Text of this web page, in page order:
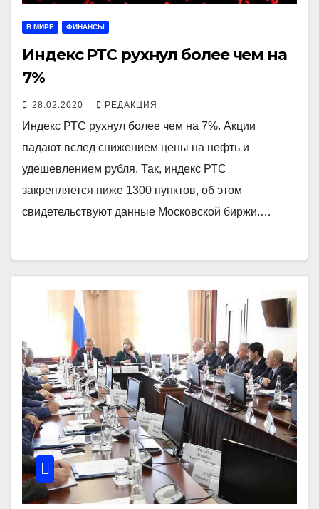
В МИРЕ ФИНАНСЫ
Индекс РТС рухнул более чем на
7%
28.02.2020 РЕДАКЦИЯ
Индекс РТС рухнул более чем на 7%. Акции
падают вслед снижением цены на нефть и
удешевлением рубля. Так, индекс РТС
закрепляется ниже 1300 пунктов, об этом
свидетельствуют данные Московской биржи.…